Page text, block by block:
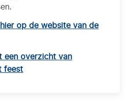
op de website van de
een overzicht van
feest